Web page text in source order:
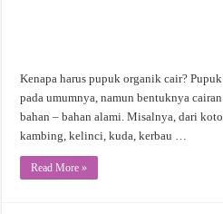
Kenapa harus pupuk organik cair?
pada umumnya, namun bentuknya
bahan – bahan alami. Misalnya, dari
kambing, kelinci, kuda, kerbau …
Read More »